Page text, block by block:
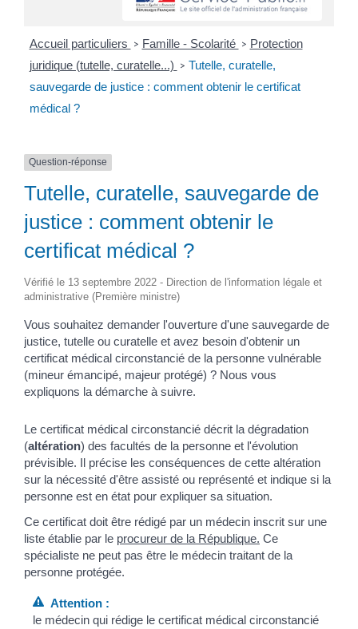
Accueil particuliers > Famille - Scolarité > Protection
juridique (tutelle, curatelle...) > Tutelle, curatelle,
sauvegarde de justice : comment obtenir le certificat
médical ?
Question-réponse
Tutelle, curatelle, sauvegarde de
justice : comment obtenir le
certificat médical ?
Vérifié le 13 septembre 2022 - Direction de l'information légale et
administrative (Première ministre)
Vous souhaitez demander l'ouverture d'une sauvegarde de
justice, tutelle ou curatelle et avez besoin d'obtenir un
certificat médical circonstancié de la personne vulnérable
(mineur émancipé, majeur protégé) ? Nous vous
expliquons la démarche à suivre.
Le certificat médical circonstancié décrit la dégradation
(altération) des facultés de la personne et l'évolution
prévisible. Il précise les conséquences de cette altération
sur la nécessité d'être assisté ou représenté et indique si la
personne est en état pour expliquer sa situation.
Ce certificat doit être rédigé par un médecin inscrit sur une
liste établie par le procureur de la République. Ce
spécialiste ne peut pas être le médecin traitant de la
personne protégée.
Attention :
le médecin qui rédige le certificat médical circonstancié